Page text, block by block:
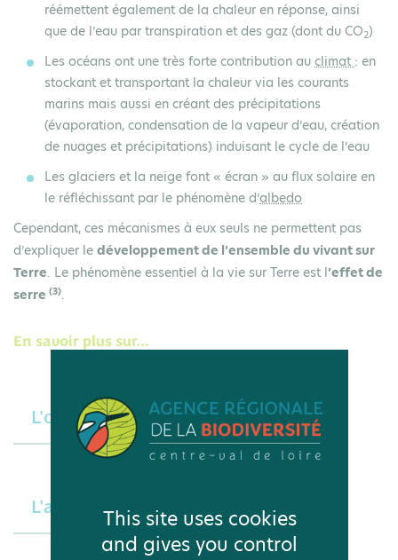
réémettent également de la chaleur en réponse, ainsi
que de l’eau par transpiration et des gaz (dont du CO2)
Les océans ont une très forte contribution au climat: en
stockant et transportant la chaleur via les courants
marins mais aussi en créant des précipitations
(évaporation, condensation de la vapeur d’eau, création
de nuages et précipitations) induisant le cycle de l’eau
Les glaciers et la neige font « écran » au flux solaire en
le réfléchissant par le phénomène d’albedo
Cependant, ces mécanismes à eux seuls ne permettent pas
d’expliquer le développement de l’ensemble du vivant sur
Terre. Le phénomène essentiel à la vie sur Terre est l’effet de
serre (3).
En savoir plus sur...
L'océan, la pièce maîtresse
L'albédo This site uses cookies
and gives you control